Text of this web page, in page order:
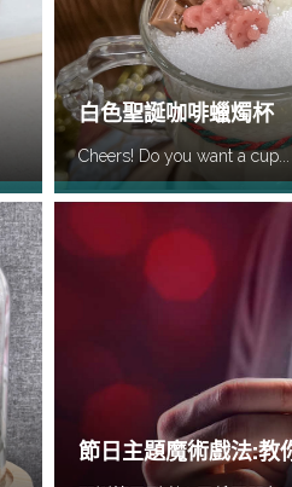
白色聖誕咖啡蠟燭杯
Cheers! Do you want a cup...
節日主題魔術戲法:教